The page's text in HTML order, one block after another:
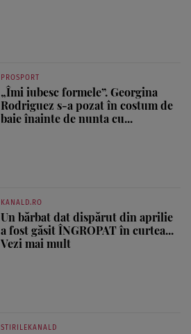
PROSPORT
„Îmi iubesc formele”. Georgina
Rodriguez s-a pozat în costum de
baie înainte de nunta cu...
KANALD.RO
Un bărbat dat dispărut din aprilie
a fost găsit ÎNGROPAT în curtea...
Vezi mai mult
STIRILEKANALD